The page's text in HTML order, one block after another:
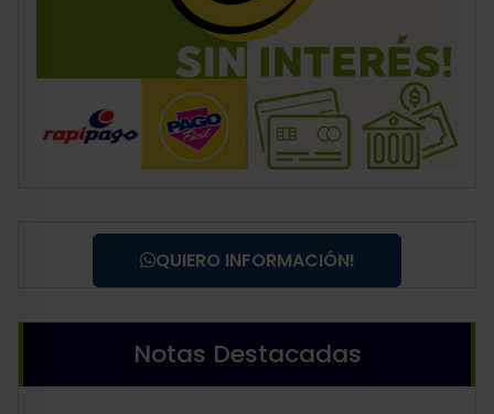
QUIERO INFORMACIÓN!
Notas Destacadas